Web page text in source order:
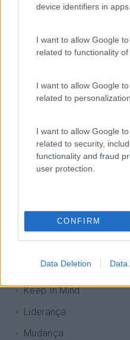
device identifiers in apps.
I want to allow Google
related to functionality
I want to allow Google
related to personalization.
I want to allow Google
related to security,
functionality and fraud
user protection.
CONFIRM
Data Deletion Data
Aprendizagem
Artigo De Opinião
Comunicação
Desenvolvimento
Desenvolvimento De
Interculturalidade
Keep In Mind
Liderança
Mudança